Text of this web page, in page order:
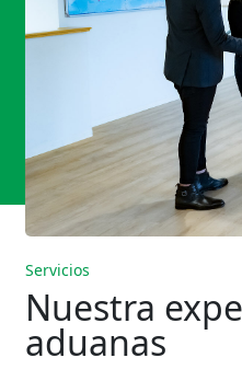
Servicios
Nuestra
aduanas